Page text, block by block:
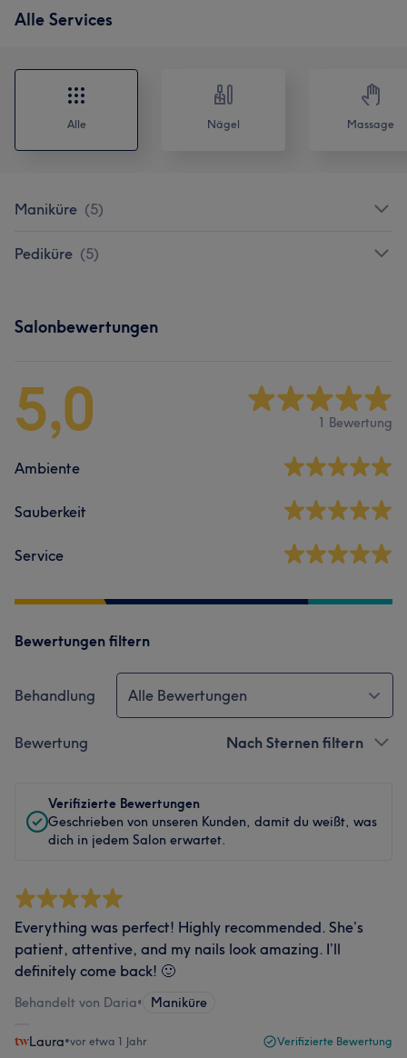
Alle Services
Alle Nägel Massage
Maniküre (5)
Pediküre (5)
Salonbewertungen
5,0 1 Bewertung
Ambiente
Sauberkeit
Service
Bewertungen filtern
Behandlung Alle Bewertungen
Bewertung Nach Sternen filtern
Verifizierte Bewertungen
Geschrieben von unseren Kunden, damit du weißt, was
dich in jedem Salon erwartet.
Everything was perfect! Highly recommended. She’s
patient, attentive, and my nails look amazing. I’ll
definitely come back! 🙂
Behandelt von Daria• Maniküre
Laura•vor etwa 1 Jahr Verifizierte Bewertung